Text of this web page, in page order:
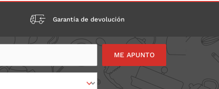
Garantía de devolución